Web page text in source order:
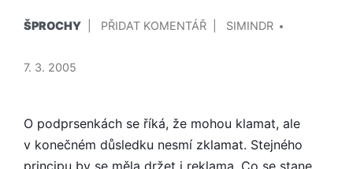
V
ŠPROCHY PŘIDAT KOMENTÁŘNA
ANEB
ŠPATNÝ
MARKETING
SIMINDR
7. 3. 2005
O podprsenkách se říká, že mohou klamat, ale
v konečném důsledku nesmí zklamat. Stejného